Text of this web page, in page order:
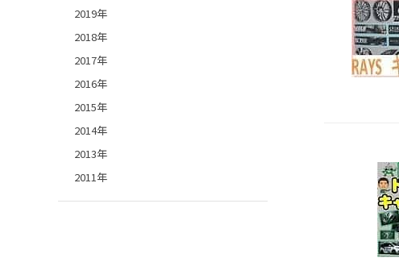
2019年
2018年
2017年
2016年
2015年
2014年
2013年
2011年